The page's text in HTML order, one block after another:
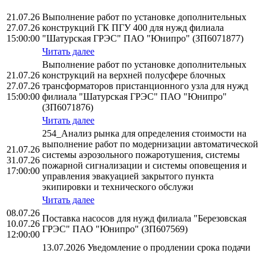
21.07.26
27.07.26
15:00:00
Выполнение работ по установке дополнительных
конструкций ГК ПГУ 400 для нужд филиала
"Шатурская ГРЭС" ПАО "Юнипро" (ЗП6071877)
Читать далее
21.07.26
27.07.26
15:00:00
Выполнение работ по установке дополнительных
конструкций на верхней полусфере блочных
трансформаторов пристанционного узла для нужд
филиала "Шатурская ГРЭС" ПАО "Юнипро"
(ЗП6071876)
Читать далее
21.07.26
31.07.26
17:00:00
254_Анализ рынка для определения стоимости на
выполнение работ по модернизации автоматической
системы аэрозольного пожаротушения, системы
пожарной сигнализации и системы оповещения и
управления эвакуацией закрытого пункта
экипировки и технического обслужи
Читать далее
08.07.26
10.07.26
12:00:00
Поставка насосов для нужд филиала "Березовская
ГРЭС" ПАО "Юнипро" (ЗП607569)
13.07.2026 Уведомление о продлении срока подачи